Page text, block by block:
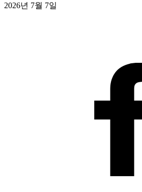
2026년 7월 7일